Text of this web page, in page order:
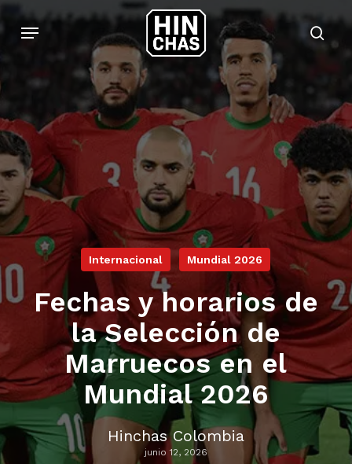
Skip
Menu
Internacional Mundial 2026
Fechas y horarios de
la Selección de
Marruecos en el
Mundial 2026
Hinchas Colombia
junio 12, 2026